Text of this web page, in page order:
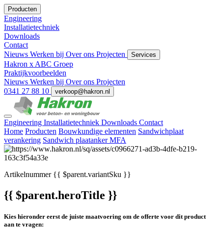
Producten
Engineering
Installatietechniek
Downloads
Contact
Nieuws Werken bij Over ons Projecten Services
Hakron x ABC Groep
Praktijkvoorbeelden
Nieuws Werken bij Over ons Projecten
0341 27 88 10
verkoop@hakron.nl
Engineering Installatietechniek Downloads Contact
Home Producten Bouwkundige elementen Sandwichplaat
verankering Sandwich plaatanker MFA
Artikelnummer{{ $parent.variantSku }}
{{ $parent.heroTitle }}
Kies hieronder eerst de juiste maatvoering om de offerte voor dit product
aan te vragen: